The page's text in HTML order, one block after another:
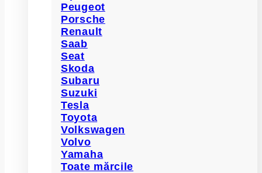
Peugeot
Porsche
Renault
Saab
Seat
Skoda
Subaru
Suzuki
Tesla
Toyota
Volkswagen
Volvo
Yamaha
Toate mărcile